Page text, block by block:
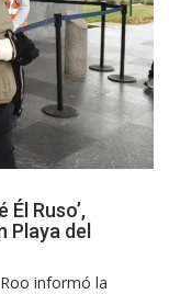
Ruso’,
Playa del
informó la